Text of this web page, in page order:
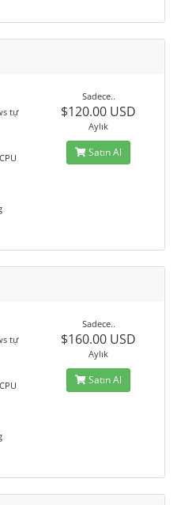
tự
CPU
Sadece..
$120.00 USD
Aylık
Satın Al
tự
CPU
Sadece..
$160.00 USD
Aylık
Satın Al